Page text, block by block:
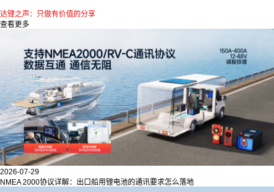
达锂之声：只做有价值的分享
查看更多
2026-07-29
NMEA 2000协议详解：出口船用锂电池的通讯要求怎么落地